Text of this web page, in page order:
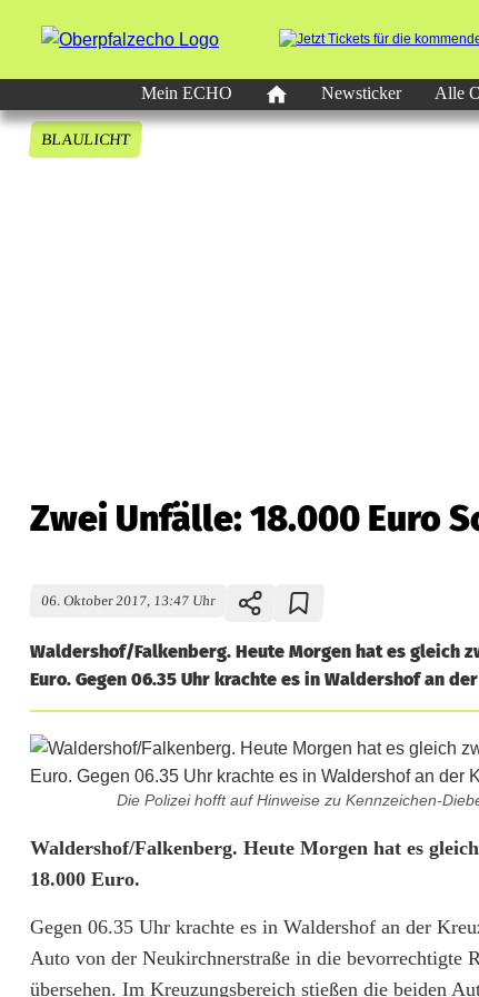
Mein ECHO
Newsticker Alle
BLAULICHT
Zwei Unfälle: 18.000 Euro
06. Oktober 2017, 13:47 Uhr
Waldershof/Falkenberg. Heute Morgen hat es gleich
Euro. Gegen 06.35 Uhr krachte es in Waldershof an
Die Polizei hofft auf Hinweise zu Kennzeichen-
Z
w
e
i
Waldershof/Falkenberg. Heute Morgen hat es
18.000 Euro.
Gegen 06.35 Uhr krachte es in Waldershof an der
Auto von der Neukirchnerstraße in die bevorrechtigte
übersehen. Im Kreuzungsbereich stießen die beiden